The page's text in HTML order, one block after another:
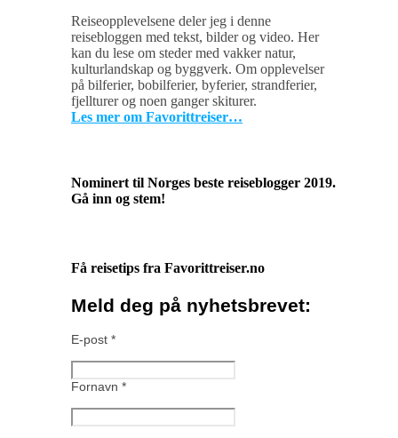
Reiseopplevelsene deler jeg i denne
reisebloggen med tekst, bilder og video. Her
kan du lese om steder med vakker natur,
kulturlandskap og byggverk. Om opplevelser
på bilferier, bobilferier, byferier, strandferier,
fjellturer og noen ganger skiturer.
Les mer om Favorittreiser…
Nominert til Norges beste reiseblogger 2019.
Gå inn og stem!
Få reisetips fra Favorittreiser.no
Meld deg på nyhetsbrevet:
E-post *
Fornavn *